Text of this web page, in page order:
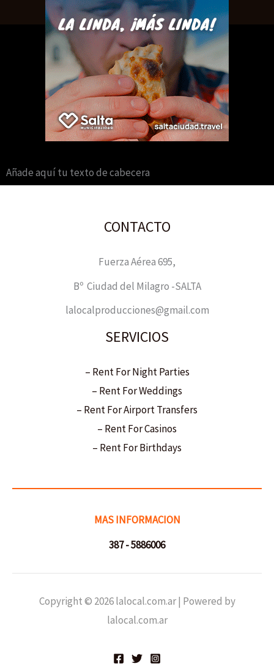
Añade aquí tu texto de cabecera
CONTACTO
Fuerza Aérea 695,
Bº Ciudad del Milagro -SALTA
lalocalproducciones@gmail.com
SERVICIOS
– Rent For Night Parties
– Rent For Weddings
– Rent For Airport Transfers
– Rent For Casinos
– Rent For Birthdays
MAS INFORMACION
387 - 5886006
Copyright © 2026 lalocal.com.ar | Powered by
lalocal.com.ar